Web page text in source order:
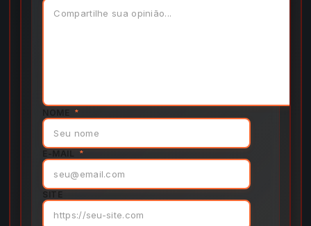
NOME *
E-MAIL *
SITE